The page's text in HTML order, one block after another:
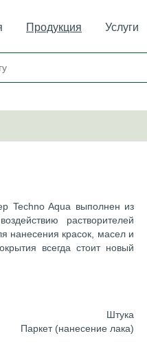
Продукция Услуги
Techno Aqua выполнен из
растворителей
нанесения красок, масел и
всегда стоит новый
Штука
Паркет (нанесение лака)